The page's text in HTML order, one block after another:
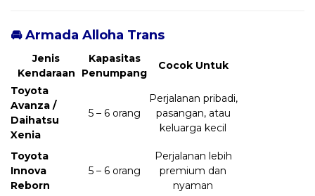
🚘 Armada Alloha Trans
Jenis
Kendaraan
Kapasitas
Penumpang
Cocok Untuk
Toyota
Avanza /
Daihatsu
Xenia
5 – 6 orang
Perjalanan pribadi,
pasangan, atau
keluarga kecil
Toyota
Innova
Reborn
5 – 6 orang
Perjalanan lebih
premium dan
nyaman